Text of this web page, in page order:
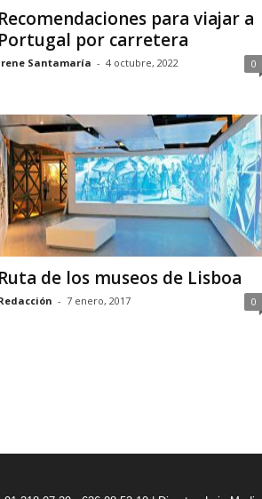
Recomendaciones para viajar a
Portugal por carretera
Santamaría - 4 octubre, 2022 0
Ruta de los museos de Lisboa
- 7 enero, 2017 0